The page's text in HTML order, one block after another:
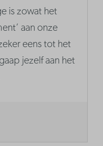
is zowat het
aan onze
eens tot het
jezelf aan het